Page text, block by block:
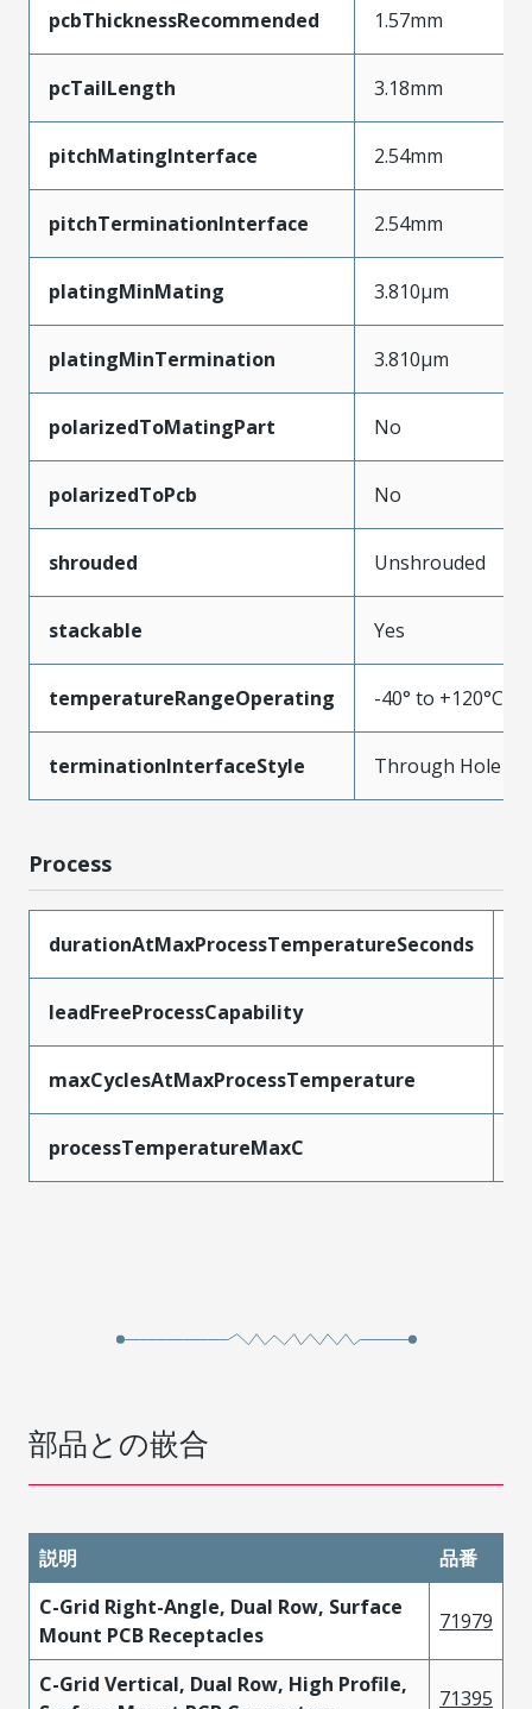
pcbThicknessRecommended 1.57mm
pcTailLength 3.18mm
pitchMatingInterface 2.54mm
pitchTerminationInterface 2.54mm
platingMinMating 3.810µm
platingMinTermination 3.810µm
polarizedToMatingPart No
polarizedToPcb No
shrouded Unshrouded
stackable Yes
temperatureRangeOperating -40° to +120°C
terminationInterfaceStyle Through Hole
Process
durationAtMaxProcessTemperatureSeconds
leadFreeProcessCapability
maxCyclesAtMaxProcessTemperature
processTemperatureMaxC
部品との嵌合
説明
品番
C-Grid Right-Angle, Dual Row, Surface
Mount PCB Receptacles
71979
C-Grid Vertical, Dual Row, High Profile,
71395